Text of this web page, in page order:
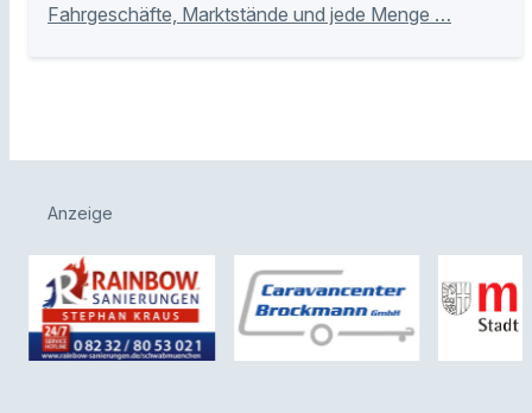
Fahrgeschäfte, Marktstände und jede Menge …
Anzeige